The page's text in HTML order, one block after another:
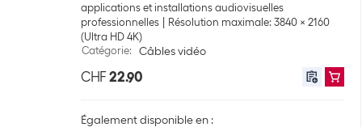
applications et installations audiovisuelles
professionnelles
Résolution maximale: 3840 x 2160
(Ultra HD 4K)
Catégorie: Câbles vidéo
CHF 22.90
Également disponible en :